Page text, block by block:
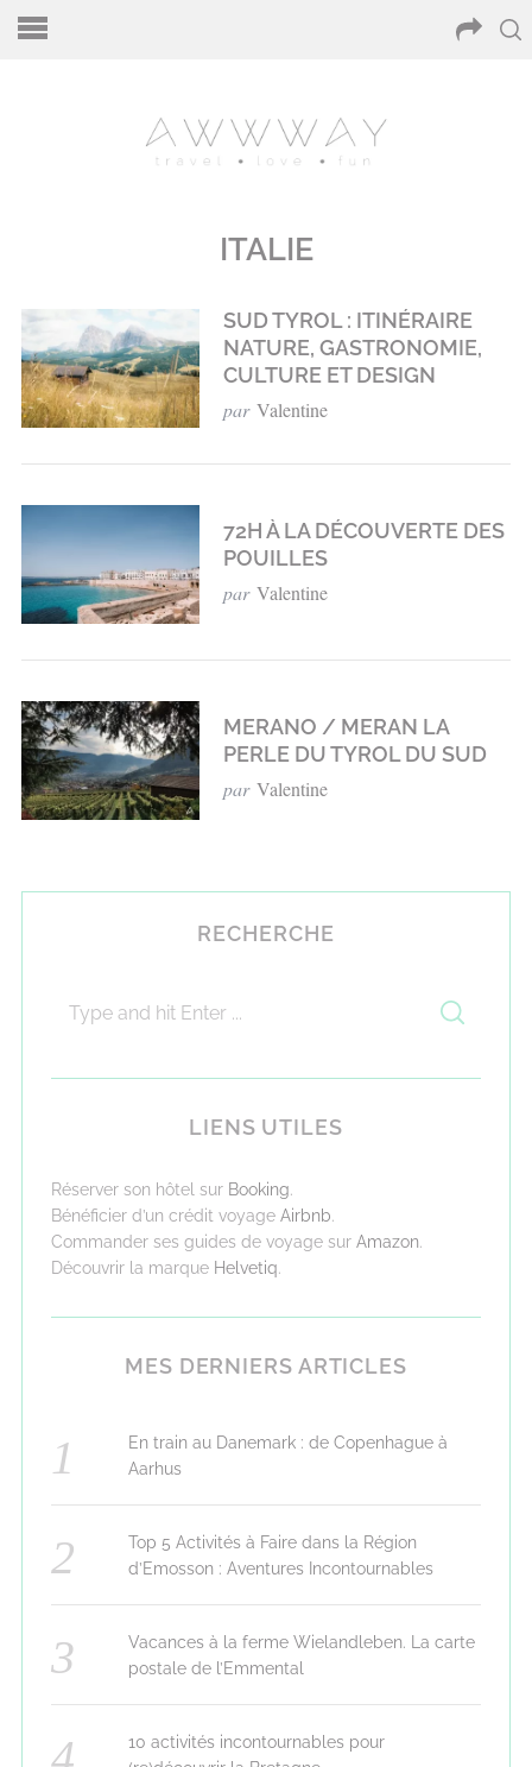
ITALIE
SUD TYROL : ITINÉRAIRE
NATURE, GASTRONOMIE,
CULTURE ET DESIGN
par Valentine
72H À LA DÉCOUVERTE DES
POUILLES
par Valentine
MERANO / MERAN LA
PERLE DU TYROL DU SUD
par Valentine
RECHERCHE
LIENS UTILES
Réserver son hôtel sur Booking.
Bénéficier d’un crédit voyage Airbnb.
Commander ses guides de voyage sur Amazon.
Découvrir la marque Helvetiq.
MES DERNIERS ARTICLES
En train au Danemark : de Copenhague à
Aarhus
Top 5 Activités à Faire dans la Région
d’Emosson : Aventures Incontournables
Vacances à la ferme Wielandleben. La carte
postale de l’Emmental
10 activités incontournables pour